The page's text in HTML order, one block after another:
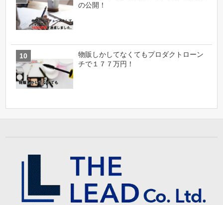
の公開！
物販しかしてなくてもプロダクトローン
チで１７７万円！